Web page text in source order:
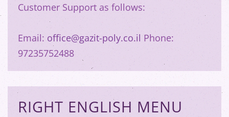
Customer Support as follows:
Email: office@gazit-poly.co.il Phone:
97235752488
RIGHT ENGLISH MENU